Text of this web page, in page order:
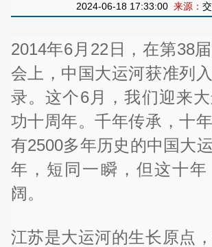
2024-06-18 17:33:00 来源：
2014年6月22日，在第38
会上，中国大运河获准列
录。这个6月，我们迎来
功十周年。千年传承，十
有2500多年历史的中国大
年，短同一瞬，但这十年
阔。
江苏是大运河的生长原点